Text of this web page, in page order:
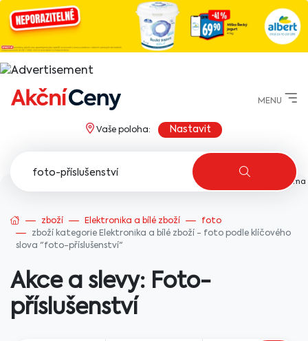
MENU
Vaše poloha: Nastavit
AkcniCeny.cz
zboží Elektronika a bílé zboží
foto
zboží kategorie Elektronika a bílé zboží - foto podle klíčového
slova "foto-příslušenství"
Akce a slevy: Foto-
příslušenství